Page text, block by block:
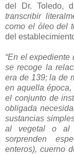
del Dr. Toledo,
transcribir
como el óleo del
del
“En el
se recoge la
era de 139; la de
en aquella época,
el conjunto de
obligada
sustancias
al vegetal o al
sorprenden
enteros), cuerno